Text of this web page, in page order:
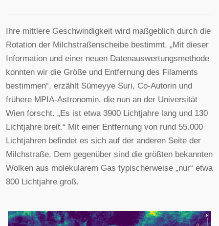
Ihre mittlere Geschwindigkeit wird maßgeblich durch die
Rotation der Milchstraßenscheibe bestimmt. „Mit dieser
Information und einer neuen Datenauswertungsmethode
konnten wir die Größe und Entfernung des Filaments
bestimmen“, erzählt Sümeyye Suri, Co-Autorin und
frühere MPIA-Astronomin, die nun an der Universität
Wien forscht. „Es ist etwa 3900 Lichtjahre lang und 130
Lichtjahre breit.“ Mit einer Entfernung von rund 55.000
Lichtjahren befindet es sich auf der anderen Seite der
Milchstraße. Dem gegenüber sind die größten bekannten
Wolken aus molekularem Gas typischerweise „nur“ etwa
800 Lichtjahre groß.